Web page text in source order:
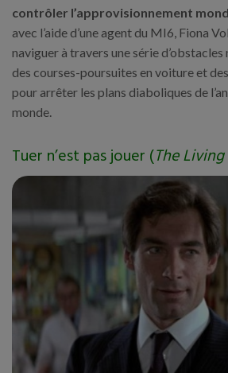
contrôler l’approvisionnement
avec l’aide d’une agent du MI6, Fiona
naviguer à travers une série
des courses-poursuites en voiture et
pour arrêter les plans diaboliques de
monde.
Tuer n’est pas jouer (The